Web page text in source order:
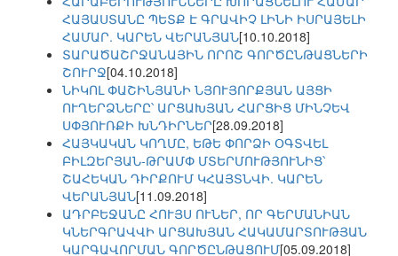
ՀԱՅԱՍՏԱՆԸ ՊԵՏՔ Է ԳՐԱՎԻՉ ԼԻՆԻ ԻՍՐԱՅԵԼԻ
ՀԱՄԱՐ. ԿԱՐԵՆ ՎԵՐԱՆՅԱՆ[10.10.2018]
ՏԱՐԱԾԱՇՐՋԱՆԱՅԻՆ ՈՐՈՇ ԳՈՐԾԸՆԹԱՑՆԵՐԻ
ՇՈՒՐՋ[04.10.2018]
ՆԻԿՈԼ ՓԱՇԻՆՅԱՆԻ ՆՅՈՒՅՈՐՔՅԱՆ ԱՅՑԻ
ՈՒՂԵՐՁՆԵՐԸ՝ ԱՐՑԱԽՅԱՆ ՀԱՐՑԻՑ ՄԻՆՉԵՎ
ՍՓՅՈՒՌՔԻ ԽՆԴԻՐՆԵՐ[28.09.2018]
ՀԱՅԿԱԿԱՆ ԿՈՂՄԸ, ԵԹԵ ՓՈՐՁԻ ՕԳՏՎԵԼ
ԲԻԼԶԵՐՅԱՆ-ԹՐԱՄՓ ՄՏԵՐՄՈՒԹՅՈՒՆԻՑ՝
ՇԱՀԵԿԱՆ ԴԻՐՔՈՒՄ ԿՀԱՅՏՆՎԻ. ԿԱՐԵՆ
ՎԵՐԱՆՅԱՆ[11.09.2018]
ԱԴՐԲԵՋԱՆԸ ՀՈՒՅՍ ՈՒՆԵՐ, ՈՐ ԳԵՐՄԱՆԻԱՆ
ԿՆԵՐԳՐԱՎՎԻ ԱՐՑԱԽՅԱՆ ՀԱԿԱՄԱՐՏՈՒԹՅԱՆ
ԿԱՐԳԱՎՈՐՄԱՆ ԳՈՐԾԸՆԹԱՑՈՒՄ[05.09.2018]